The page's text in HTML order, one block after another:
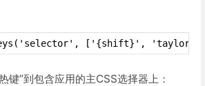
['{shift}',
键”到包含应用的主CSS选择器上：